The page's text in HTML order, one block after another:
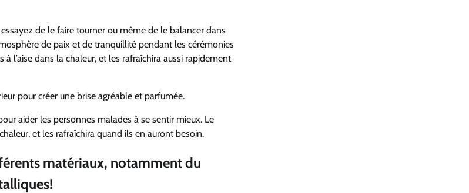
de le faire tourner ou même de le balancer dans
de paix et de tranquillité pendant les cérémonies
l’aise dans la chaleur, et les rafraîchira aussi rapidement
pour créer une brise agréable et parfumée.
aider les personnes malades à se sentir mieux. Le
et les rafraîchira quand ils en auront besoin.
matériaux, notamment du